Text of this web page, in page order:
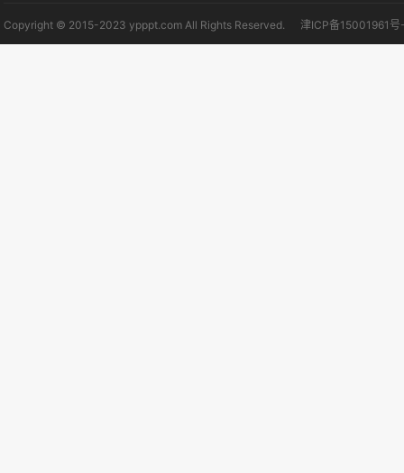
Copyright © 2015-2023 ypppt.com All Rights Reserved. 津ICP备15001961号